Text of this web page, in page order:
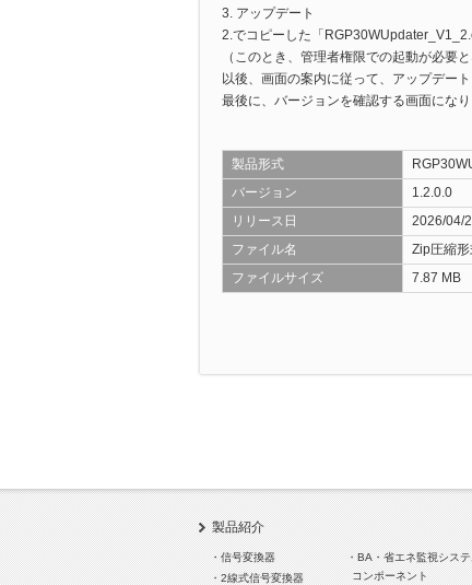
3. アップデート
2.でコピーした「
（このとき、管理者権限での起動が必要と
以後、画面の案内に従って、アップデート
最後に、バージョンを確認する画面にな
製品形式
バージョン
1.2.0.0
リリース日
2026/04/
ファイル名
Zip圧縮
ファイルサイズ
7.87 MB
製品紹介
・信号変換器
・2線式信号変換器
・BA・省エネ監視シス
コンポーネント